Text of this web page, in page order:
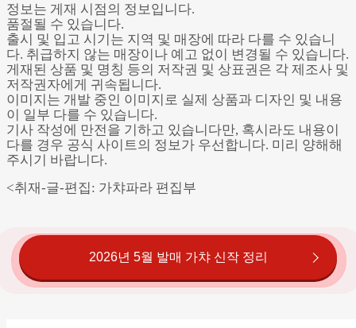
정보는 게재 시점의 정보입니다.
품절될 수 있습니다.
출시 및 입고 시기는 지역 및 매장에 따라 다를 수 있습니
다. 취급하지 않는 매장이나 예고 없이 변경될 수 있습니다.
게재된 상품 및 명칭 등의 저작권 및 상표권은 각 제조사 및
저작권자에게 귀속됩니다.
이미지는 개발 중인 이미지로 실제 상품과 디자인 및 내용
이 일부 다를 수 있습니다.
기사 작성에 만전을 기하고 있습니다만, 혹시라도 내용이
다를 경우 공식 사이트의 정보가 우선합니다. 미리 양해해
주시기 바랍니다.
<취재-글-편집: 가챠파라 편집부
2026년 5월 발매 가챠 신작 정리